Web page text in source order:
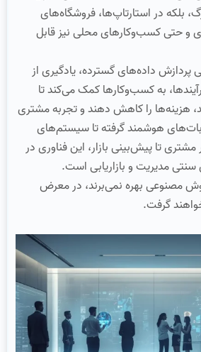
بلکه در استارتاپ‌ها، فروشگاه‌های
و حتی کسب‌وکارهای محلی نیز قابل
پردازش داده‌های گسترده، یادگیری از
به کسب‌وکارها کمک می‌کند تا
هزینه‌ها را کاهش دهند و تجربه مشتری
هوشمند گرفته تا سیستم‌های
مشتری تا پیش‌بینی بازار، این فناوری در
مدیریت و بازاریابی است.
مصنوعی بهره نمی‌برند، در معرض
گرفت.